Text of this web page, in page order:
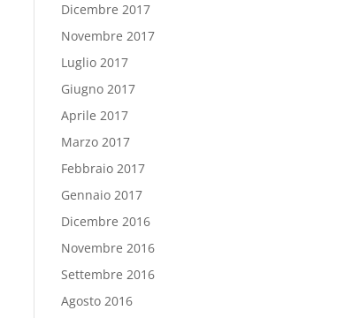
Dicembre 2017
Novembre 2017
Luglio 2017
Giugno 2017
Aprile 2017
Marzo 2017
Febbraio 2017
Gennaio 2017
Dicembre 2016
Novembre 2016
Settembre 2016
Agosto 2016